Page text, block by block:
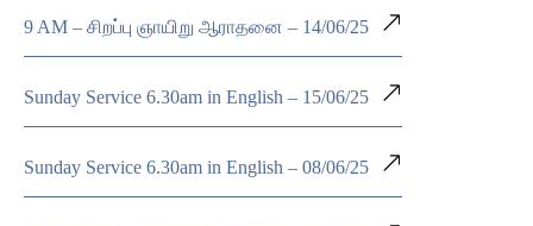
9 AM – சிறப்பு ஞாயிறு ஆராதனை – 14/06/25
Sunday Service 6.30am in English – 15/06/25
Sunday Service 6.30am in English – 08/06/25